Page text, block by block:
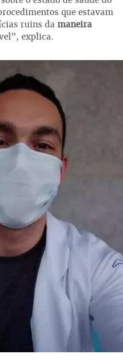
que estavam
ruins da maneira
explica.